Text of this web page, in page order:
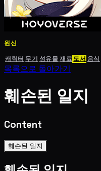
원신
캐릭터 무기 성유물재료도서 음식
목록으로 돌아가기
훼손된 일지
Content
훼손된 일지